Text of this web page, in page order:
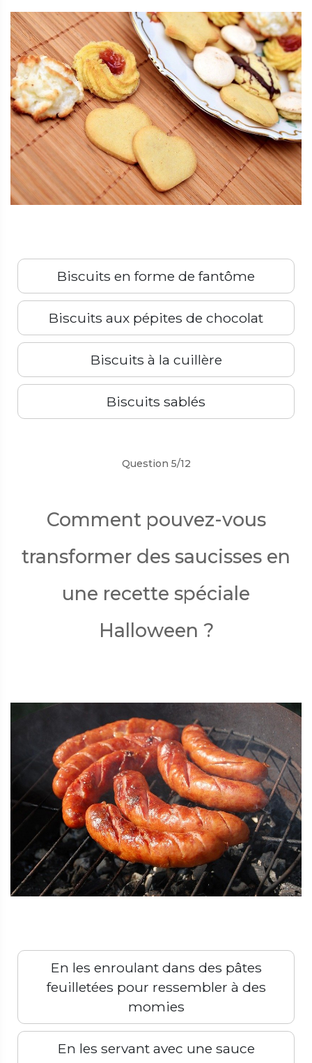
Biscuits en forme de fantôme
Biscuits aux pépites de chocolat
Biscuits à la cuillère
Biscuits sablés
Précédent Suivant
Question 5/12
Comment pouvez-vous
transformer des saucisses en
une recette spéciale
Halloween ?
En les enroulant dans des pâtes
feuilletées pour ressembler à des
momies
En les servant avec une sauce